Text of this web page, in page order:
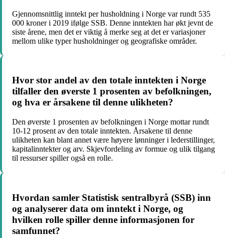
Gjennomsnittlig inntekt per husholdning i Norge var rundt 535
000 kroner i 2019 ifølge SSB. Denne inntekten har økt jevnt de
siste årene, men det er viktig å merke seg at det er variasjoner
mellom ulike typer husholdninger og geografiske områder.
Hvor stor andel av den totale inntekten i Norge
tilfaller den øverste 1 prosenten av befolkningen,
og hva er årsakene til denne ulikheten?
Den øverste 1 prosenten av befolkningen i Norge mottar rundt
10-12 prosent av den totale inntekten. Årsakene til denne
ulikheten kan blant annet være høyere lønninger i lederstillinger,
kapitalinntekter og arv. Skjevfordeling av formue og ulik tilgang
til ressurser spiller også en rolle.
Hvordan samler Statistisk sentralbyrå (SSB) inn
og analyserer data om inntekt i Norge, og
hvilken rolle spiller denne informasjonen for
samfunnet?